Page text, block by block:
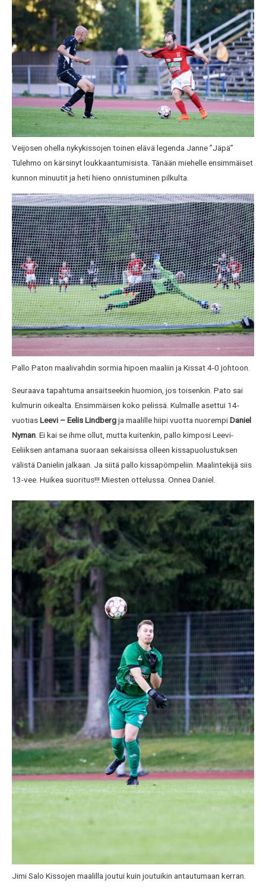
Veijosen ohella nykykissojen toinen elävä legenda Janne ”Jäpä”
Tulehmo on kärsinyt loukkaantumisista. Tänään miehelle ensimmäiset
kunnon minuutit ja heti hieno onnistuminen pilkulta.
Pallo Paton maalivahdin sormia hipoen maaliin ja Kissat 4-0 johtoon.
Seuraava tapahtuma ansaitseekin huomion, jos toisenkin. Pato sai
kulmurin oikealta. Ensimmäisen koko pelissä. Kulmalle asettui 14-
vuotiasLeevi­ – EelisLindbergja maalille hiipi vuotta nuorempiDaniel
Nyman. Ei kai se ihme ollut, mutta kuitenkin, pallo kimposi Leevi-
Eeliiksen antamana suoraan sekaisissa olleen kissapuolustuksen
välistä Danielin jalkaan. Ja siitä pallo kissapömpeliin. Maalintekijä siis
13-vee. Huikea suoritus!!! Miesten ottelussa. Onnea Daniel.
Jimi Salo Kissojen maalilla joutui kuin joutuikin antautumaan kerran.